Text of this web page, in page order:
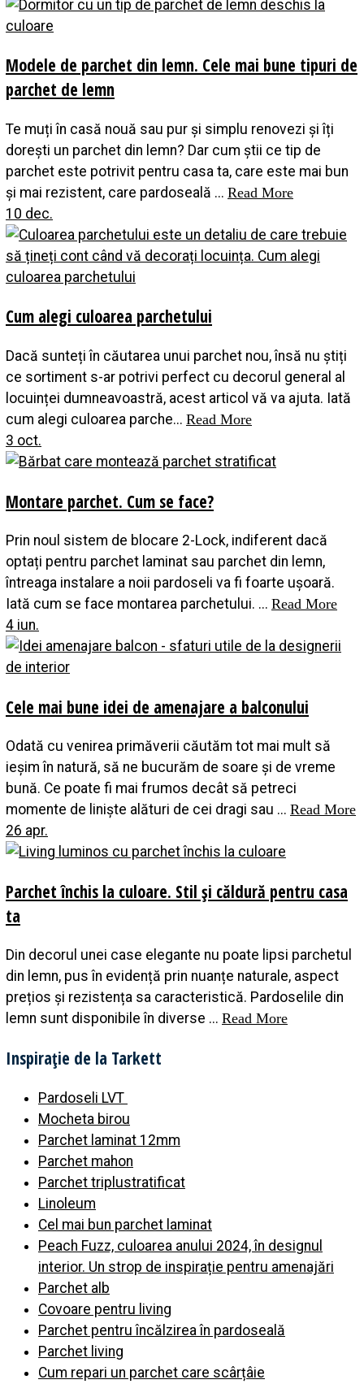
Modele de parchet din lemn. Cele mai bune tipuri de
parchet de lemn
Te muți în casă nouă sau pur și simplu renovezi și îți
dorești un parchet din lemn? Dar cum știi ce tip de
parchet este potrivit pentru casa ta, care este mai bun
și mai rezistent, care pardoseală ... Read More
10 dec.
Cum alegi culoarea parchetului
Dacă sunteți în căutarea unui parchet nou, însă nu știți
ce sortiment s-ar potrivi perfect cu decorul general al
locuinței dumneavoastră, acest articol vă va ajuta. Iată
cum alegi culoarea parche... Read More
3 oct.
Montare parchet. Cum se face?
Prin noul sistem de blocare 2-Lock, indiferent dacă
optați pentru parchet laminat sau parchet din lemn,
întreaga instalare a noii pardoseli va fi foarte ușoară.
Iată cum se face montarea parchetului. ... Read More
4 iun.
Cele mai bune idei de amenajare a balconului
Odată cu venirea primăverii căutăm tot mai mult să
ieșim în natură, să ne bucurăm de soare și de vreme
bună. Ce poate fi mai frumos decât să petreci
momente de liniște alături de cei dragi sau ... Read More
26 apr.
Parchet închis la culoare. Stil și căldură pentru casa
ta
Din decorul unei case elegante nu poate lipsi parchetul
din lemn, pus în evidență prin nuanțe naturale, aspect
prețios și rezistența sa caracteristică. Pardoselile din
lemn sunt disponibile în diverse ... Read More
Inspirație de la Tarkett
Pardoseli LVT
Mocheta birou
Parchet laminat 12mm
Parchet mahon
Parchet triplustratificat
Linoleum
Cel mai bun parchet laminat
Peach Fuzz, culoarea anului 2024, în designul
interior. Un strop de inspirație pentru amenajări
Parchet alb
Covoare pentru living
Parchet pentru încălzirea în pardoseală
Parchet living
Cum repari un parchet care scârțâie